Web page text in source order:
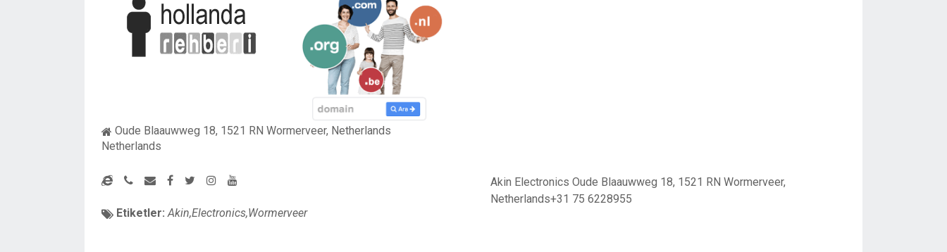
Oude Blaauwweg 18, 1521 RN Wormerveer, Netherlands
Netherlands
Etiketler: Akin,Electronics,Wormerveer
Akin Electronics Oude Blaauwweg 18, 1521 RN Wormerveer,
Netherlands+31 75 6228955